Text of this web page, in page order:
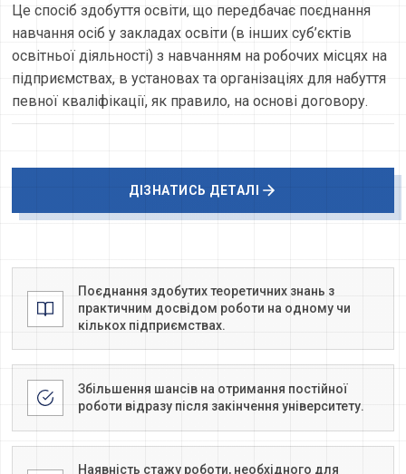
Це спосіб здобуття освіти, що передбачає поєднання
навчання осіб у закладах освіти (в інших суб’єктів
освітньої діяльності) з навчанням на робочих місцях на
підприємствах, в установах та організаціях для набуття
певної кваліфікації, як правило, на основі договору.
ДІЗНАТИСЬ ДЕТАЛІ
Поєднання здобутих теоретичних знань з
практичним досвідом роботи на одному чи
кількох підприємствах.
Збільшення шансів на отримання постійної
роботи відразу після закінчення університету.
Наявність стажу роботи, необхідного для